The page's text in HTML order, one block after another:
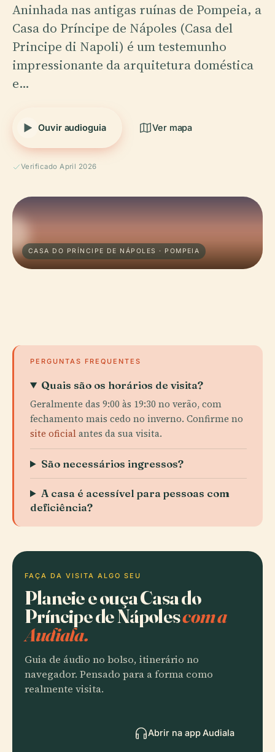
Aninhada nas antigas ruínas de Pompeia, a
Casa do Príncipe de Nápoles (Casa del
Principe di Napoli) é um testemunho
impressionante da arquitetura doméstica
e…
Ouvir audioguia Ver mapa
Verificado April 2026
CASA DO PRÍNCIPE DE NÁPOLES · POMPEIA
PERGUNTAS FREQUENTES
Quais são os horários de visita?
Geralmente das 9:00 às 19:30 no verão, com
fechamento mais cedo no inverno. Confirme no
site oficialantes da sua visita.
São necessários ingressos?
A casa é acessível para pessoas com
deficiência?
FAÇA DA VISITA ALGO SEU
Planeie e ouça Casa do
Príncipe de Nápolescom a
Audiala.
Guia de áudio no bolso, itinerário no
navegador. Pensado para a forma como
realmente visita.
Abrir na app Audiala